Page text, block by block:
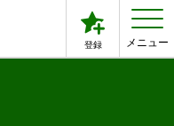
登録 メニュー